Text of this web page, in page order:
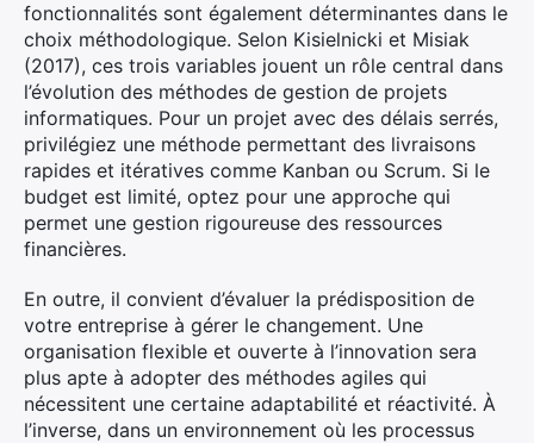
fonctionnalités sont également déterminantes dans le
choix méthodologique. Selon Kisielnicki et Misiak
(2017), ces trois variables jouent un rôle central dans
l’évolution des méthodes de gestion de projets
informatiques. Pour un projet avec des délais serrés,
privilégiez une méthode permettant des livraisons
rapides et itératives comme Kanban ou Scrum. Si le
budget est limité, optez pour une approche qui
permet une gestion rigoureuse des ressources
financières.
En outre, il convient d’évaluer la prédisposition de
votre entreprise à gérer le changement. Une
organisation flexible et ouverte à l’innovation sera
plus apte à adopter des méthodes agiles qui
nécessitent une certaine adaptabilité et réactivité. À
l’inverse, dans un environnement où les processus